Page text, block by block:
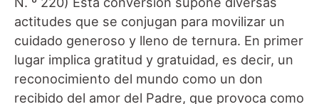
actitudes que se conjugan para movilizar un
cuidado generoso y lleno de ternura. En primer
lugar implica gratitud y gratuidad, es decir, un
reconocimiento del mundo como un don
recibido del amor del Padre, que provoca como